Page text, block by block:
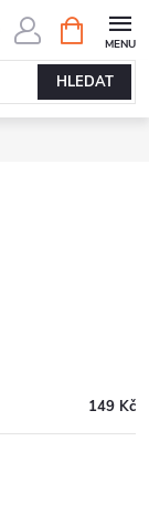
HLEDAT
NÁKUPNÍ
KOŠÍK
149 Kč